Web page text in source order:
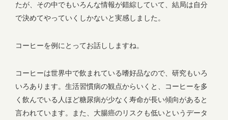
たが、その中でもいろんな情報が錯綜していて、結局は自分
で決めてやっていくしかないと実感しました。
コーヒーを例にとってお話ししますね。
コーヒーは世界中で飲まれている嗜好品なので、研究もいろ
いろあります。生活習慣病の観点からいくと、コーヒーを多
く飲んでいる人ほど糖尿病が少なく寿命が長い傾向があると
言われています。また、大腸癌のリスクも低いというデータ